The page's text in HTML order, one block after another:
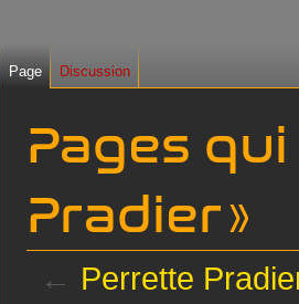
Pages
Pradier »
← Perrette
Page Discussion